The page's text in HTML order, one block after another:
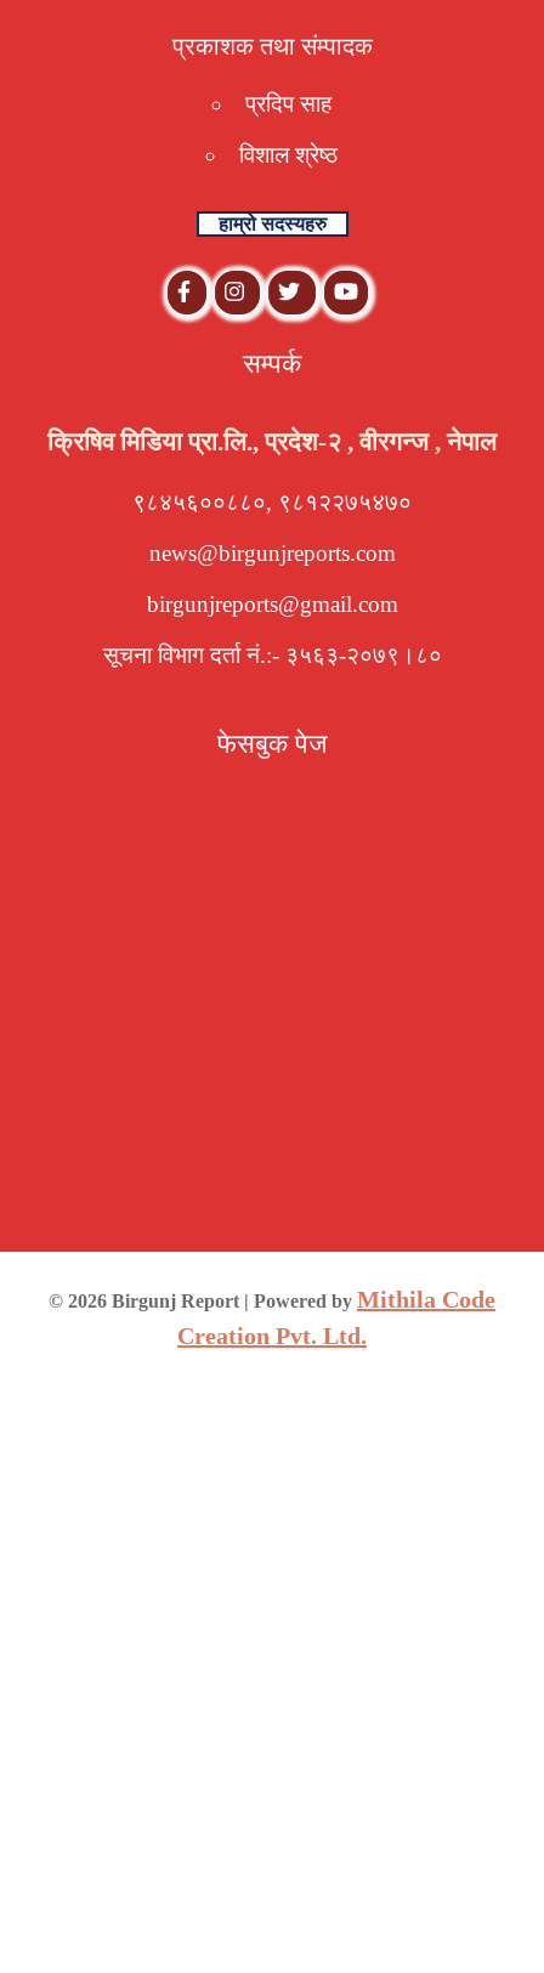
प्रकाशक तथा संम्पादक
प्रदिप साह
विशाल श्रेष्ठ
हाम्रो सदस्यहरु
सम्पर्क
क्रिषिव मिडिया प्रा.लि., प्रदेश-२ , वीरगन्ज , नेपाल
९८४५६००८८०, ९८१२२७५४७०
news@birgunjreports.com
birgunjreports@gmail.com
सूचना विभाग दर्ता नं.:- ३५६३-२०७९।८०
फेसबुक पेज
© 2026 Birgunj Report | Powered by Mithila Code
Creation Pvt. Ltd.